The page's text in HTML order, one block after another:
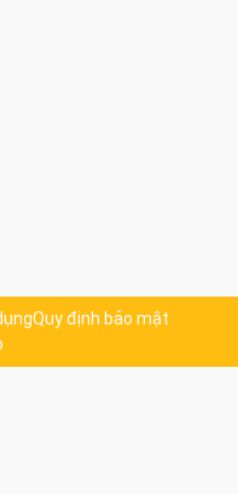
Quy định bảo mật